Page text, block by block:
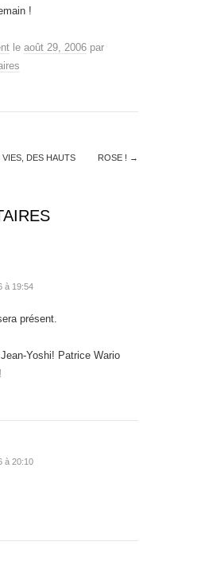
!
le août 29, 2006 par
VIES, DES HAUTS ROSE ! →
à 19:54
présent.
Yoshi! Patrice Wario
à 20:10